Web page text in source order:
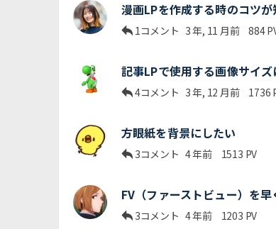
漫画LPを作成する時のコツ
1コメント 3 年, 11 月前 884
記事LPで使用する画像サイ
4コメント 3 年, 12 月前 1736
方眼紙を背景にしたい
3コメント 4 年前 1513 PV
FV（ファーストビュー）を
3コメント 4 年前 1203 PV